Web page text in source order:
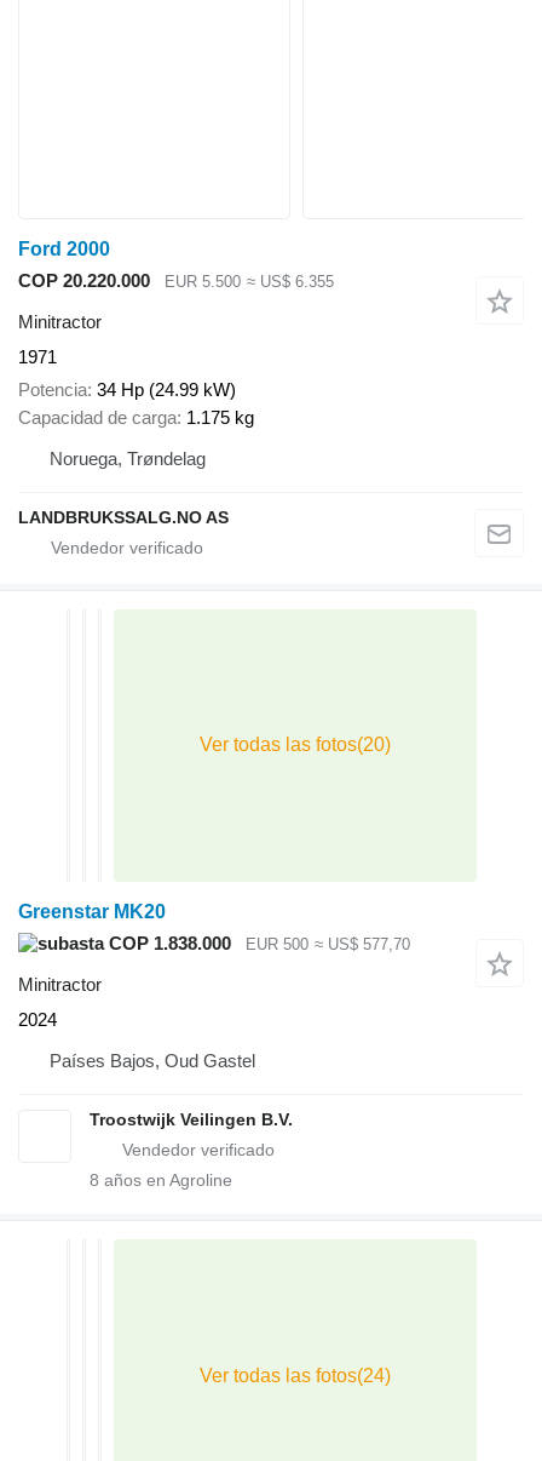
Ford 2000
COP 20.220.000
EUR 5.500 ≈ US$ 6.355
Minitractor
1971
Potencia 34 Hp (24.99 kW)
Capacidad de carga 1.175 kg
Noruega, Trøndelag
LANDBRUKSSALG.NO AS
Greenstar MK20
COP 1.838.000
EUR 500 ≈ US$ 577,70
Minitractor
2024
Países Bajos, Oud Gastel
Troostwijk Veilingen B.V.
8 años en Agroline